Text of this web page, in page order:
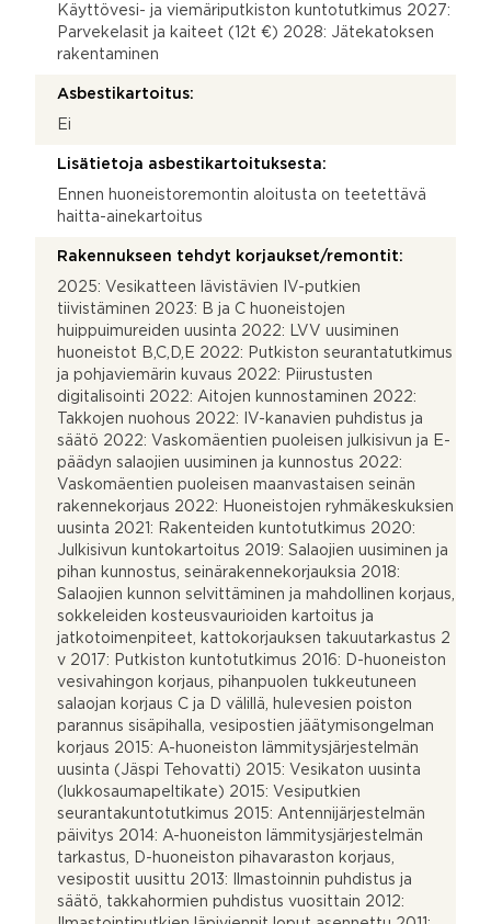
Käyttövesi- ja viemäriputkiston kuntotutkimus 2027:
Parvekelasit ja kaiteet (12t €) 2028: Jätekatoksen
rakentaminen
Asbestikartoitus:
Ei
Lisätietoja asbestikartoituksesta:
Ennen huoneistoremontin aloitusta on teetettävä
haitta-ainekartoitus
Rakennukseen tehdyt korjaukset/remontit:
2025: Vesikatteen lävistävien IV-putkien
tiivistäminen 2023: B ja C huoneistojen
huippuimureiden uusinta 2022: LVV uusiminen
huoneistot B,C,D,E 2022: Putkiston seurantatutkimus
ja pohjaviemärin kuvaus 2022: Piirustusten
digitalisointi 2022: Aitojen kunnostaminen 2022:
Takkojen nuohous 2022: IV-kanavien puhdistus ja
säätö 2022: Vaskomäentien puoleisen julkisivun ja E-
päädyn salaojien uusiminen ja kunnostus 2022:
Vaskomäentien puoleisen maanvastaisen seinän
rakennekorjaus 2022: Huoneistojen ryhmäkeskuksien
uusinta 2021: Rakenteiden kuntotutkimus 2020:
Julkisivun kuntokartoitus 2019: Salaojien uusiminen ja
pihan kunnostus, seinärakennekorjauksia 2018:
Salaojien kunnon selvittäminen ja mahdollinen korjaus,
sokkeleiden kosteusvaurioiden kartoitus ja
jatkotoimenpiteet, kattokorjauksen takuutarkastus 2
v 2017: Putkiston kuntotutkimus 2016: D-huoneiston
vesivahingon korjaus, pihanpuolen tukkeutuneen
salaojan korjaus C ja D välillä, hulevesien poiston
parannus sisäpihalla, vesipostien jäätymisongelman
korjaus 2015: A-huoneiston lämmitysjärjestelmän
uusinta (Jäspi Tehovatti) 2015: Vesikaton uusinta
(lukkosaumapeltikate) 2015: Vesiputkien
seurantakuntotutkimus 2015: Antennijärjestelmän
päivitys 2014: A-huoneiston lämmitysjärjestelmän
tarkastus, D-huoneiston pihavaraston korjaus,
vesipostit uusittu 2013: Ilmastoinnin puhdistus ja
säätö, takkahormien puhdistus vuosittain 2012: